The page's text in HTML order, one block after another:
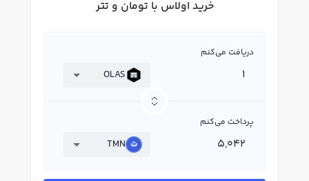
خرید اولاس با تومان و تتر
دریافت می‌کنم
OLAS
پرداخت می‌کنم
TMN